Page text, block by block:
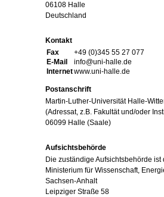
06108 Halle
Deutschland
Kontakt
Fax
+49 (0)345 55 27 077
E-Mail
info@uni-halle.de
Internetwww.uni-halle.de
Postanschrift
Martin-Luther-Universität Halle-
(Adressat, z.B. Fakultät und/oder
06099 Halle (Saale)
Aufsichtsbehörde
Die zuständige Aufsichtsbehörde ist
Ministerium für Wissenschaft,
Sachsen-Anhalt
Leipziger Straße 58